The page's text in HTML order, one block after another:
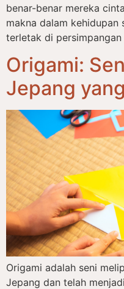
benar-benar mereka
makna dalam kehidupan
terletak di
Origami:
Jepang
Origami adalah seni
Jepang dan telah